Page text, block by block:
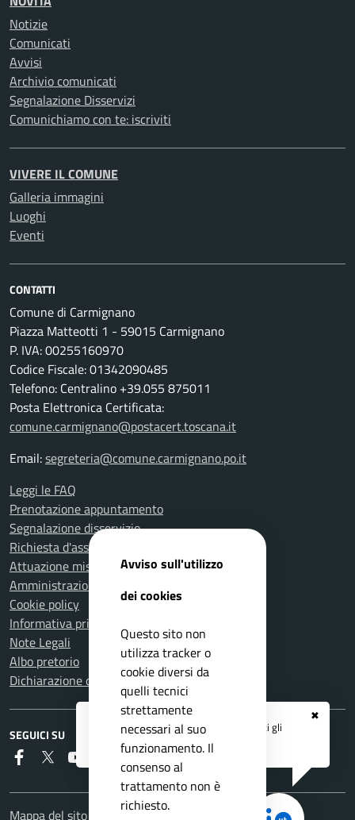
✖
Registrati ai serviziAPP IO
e ricevi tutti gli
aggiornamenti dall'Ente
Notizie
Comunicati
Avvisi
Archivio comunicati
Segnalazione Disservizi
Comunichiamo con te: iscriviti
VIVERE IL COMUNE
Galleria immagini
Luoghi
Eventi
CONTATTI
Comune di Carmignano
Piazza Matteotti 1 - 59015 Carmignano
P. IVA: 00255160970
Codice Fiscale: 01342090485
Telefono: Centralino +39.055 875011
Posta Elettronica Certificata:
comune.carmignano@postacert.toscana.it
Email:segreteria@comune.carmignano.po.it
Leggi le FAQ
Prenotazione appuntamento
Segnalazione disservizio
Richiesta d'assistenza
Attuazione misure PNRR
Amministrazione trasparente
Cookie policy
Informativa privacy
Note Legali
Albo pretorio
Dichiarazione di accessibilità
SEGUICI SU
FaceboookTwitter YoutubeRSS
Mappa del sito
Avviso sull'utilizzo
dei cookies
Questo sito non
utilizza tracker o
cookie diversi da
quelli tecnici
strettamente
necessari al suo
funzionamento. Il
consenso al
trattamento non è
richiesto.